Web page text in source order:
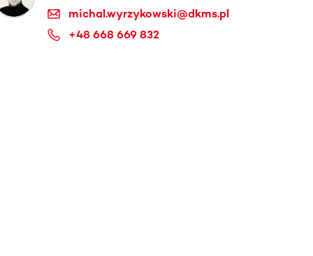
michal.wyrzykowski@dkms.pl
+48 668 669 832